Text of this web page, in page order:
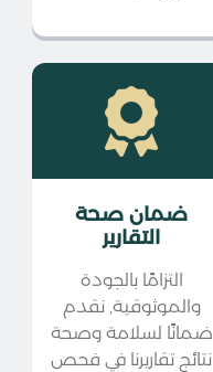
ضمان صحة
التقارير
التزامًا بالجودة
والموثوقية, نقدم
ضمانًا لسلامة وصحة
نتائج تقاريرنا في فحص